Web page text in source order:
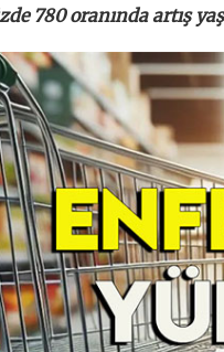
780 oranında artış